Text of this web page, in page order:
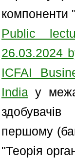
компоненти
Public
26.03.2024
ICFAI
India у
першому
"Теорія